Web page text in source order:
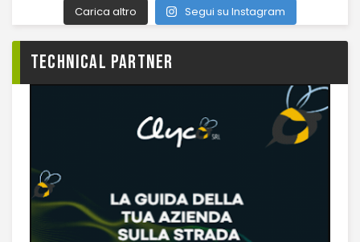
Carica altro Segui su Instagram
TECHNICAL PARTNER